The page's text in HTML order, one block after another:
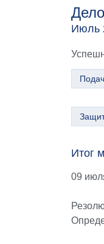
Июль
Итог
09